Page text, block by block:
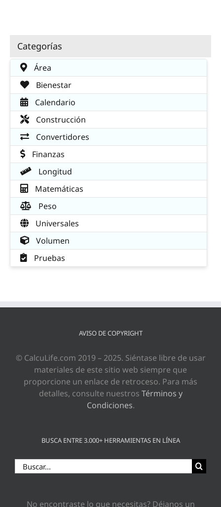
Categorías
Área
Bienestar
Calendario
Construcción
Convertidores
Finanzas
Longitud
Matemáticas
Peso
Universales
Volumen
Pruebas
AVISO DE COPYRIGHT
© CalcuLife.com 2019 – 2025. Siéntase libre de usar
materiales de este sitio web siempre que
proporcione un enlace de retroceso. Para más
detalles, consulte nuestros Términos y
Condiciones.
BUSCA ENTRE 3.000+ HERRAMIENTAS EN LÍNEA
Buscar:
No encontraste lo que necesitas? Déjanos un